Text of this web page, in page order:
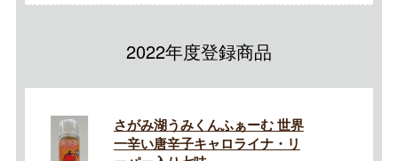
2022年度登録商品
さがみ湖うみくんふぁーむ 世界
一辛い唐辛子キャロライナ・リ